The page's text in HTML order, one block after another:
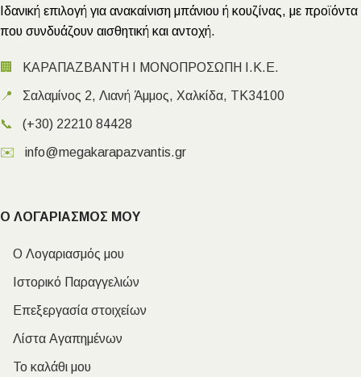
Ιδανική επιλογή για ανακαίνιση μπάνιου ή κουζίνας, με προϊόντα
που συνδυάζουν αισθητική και αντοχή.
🏢 ΚΑΡΑΠΑΖΒΑΝΤΗ Ι ΜΟΝΟΠΡΟΣΩΠΗ Ι.Κ.Ε.
📍 Σαλαμίνος 2, Λιανή Άμμος, Χαλκίδα, ΤΚ34100
📞 (+30) 22210 84428
✉️ info@megakarapazvantis.gr
Ο ΛΟΓΑΡΙΑΣΜΟΣ ΜΟΥ
Ο Λογαριασμός μου
Ιστορικό Παραγγελιών
Επεξεργασία στοιχείων
Λίστα Αγαπημένων
Το καλάθι μου